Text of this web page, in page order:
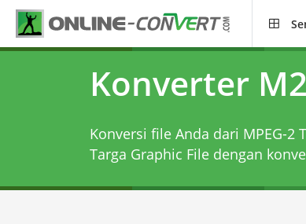
Konverter
Konversi file Anda dari MPEG-2
Targa Graphic File dengan